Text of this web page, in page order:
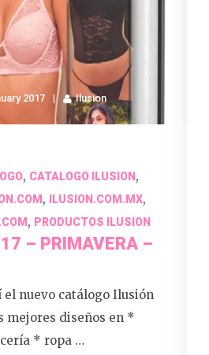
2017 Ilusion
, CATALOGO ILUSION,
, ILUSION.COM.MX,
, PRODUCTOS ILUSION
– PRIMAVERA –
el nuevo catálogo Ilusión
mejores diseños en *
* ropa …